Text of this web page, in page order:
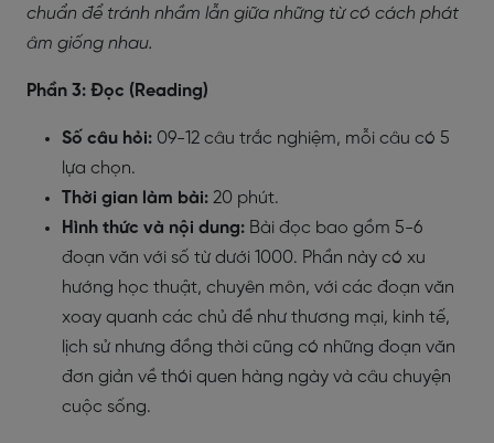
chuẩn để tránh nhầm lẫn giữa những từ có cách phát
âm giống nhau.
Phần 3: Đọc (Reading)
Số câu hỏi: 09-12 câu trắc nghiệm, mỗi câu có 5
lựa chọn.
Thời gian làm bài: 20 phút.
Hình thức và nội dung: Bài đọc bao gồm 5-6
đoạn văn với số từ dưới 1000. Phần này có xu
hướng học thuật, chuyên môn, với các đoạn văn
xoay quanh các chủ đề như thương mại, kinh tế,
lịch sử nhưng đồng thời cũng có những đoạn văn
đơn giản về thói quen hàng ngày và câu chuyện
cuộc sống.